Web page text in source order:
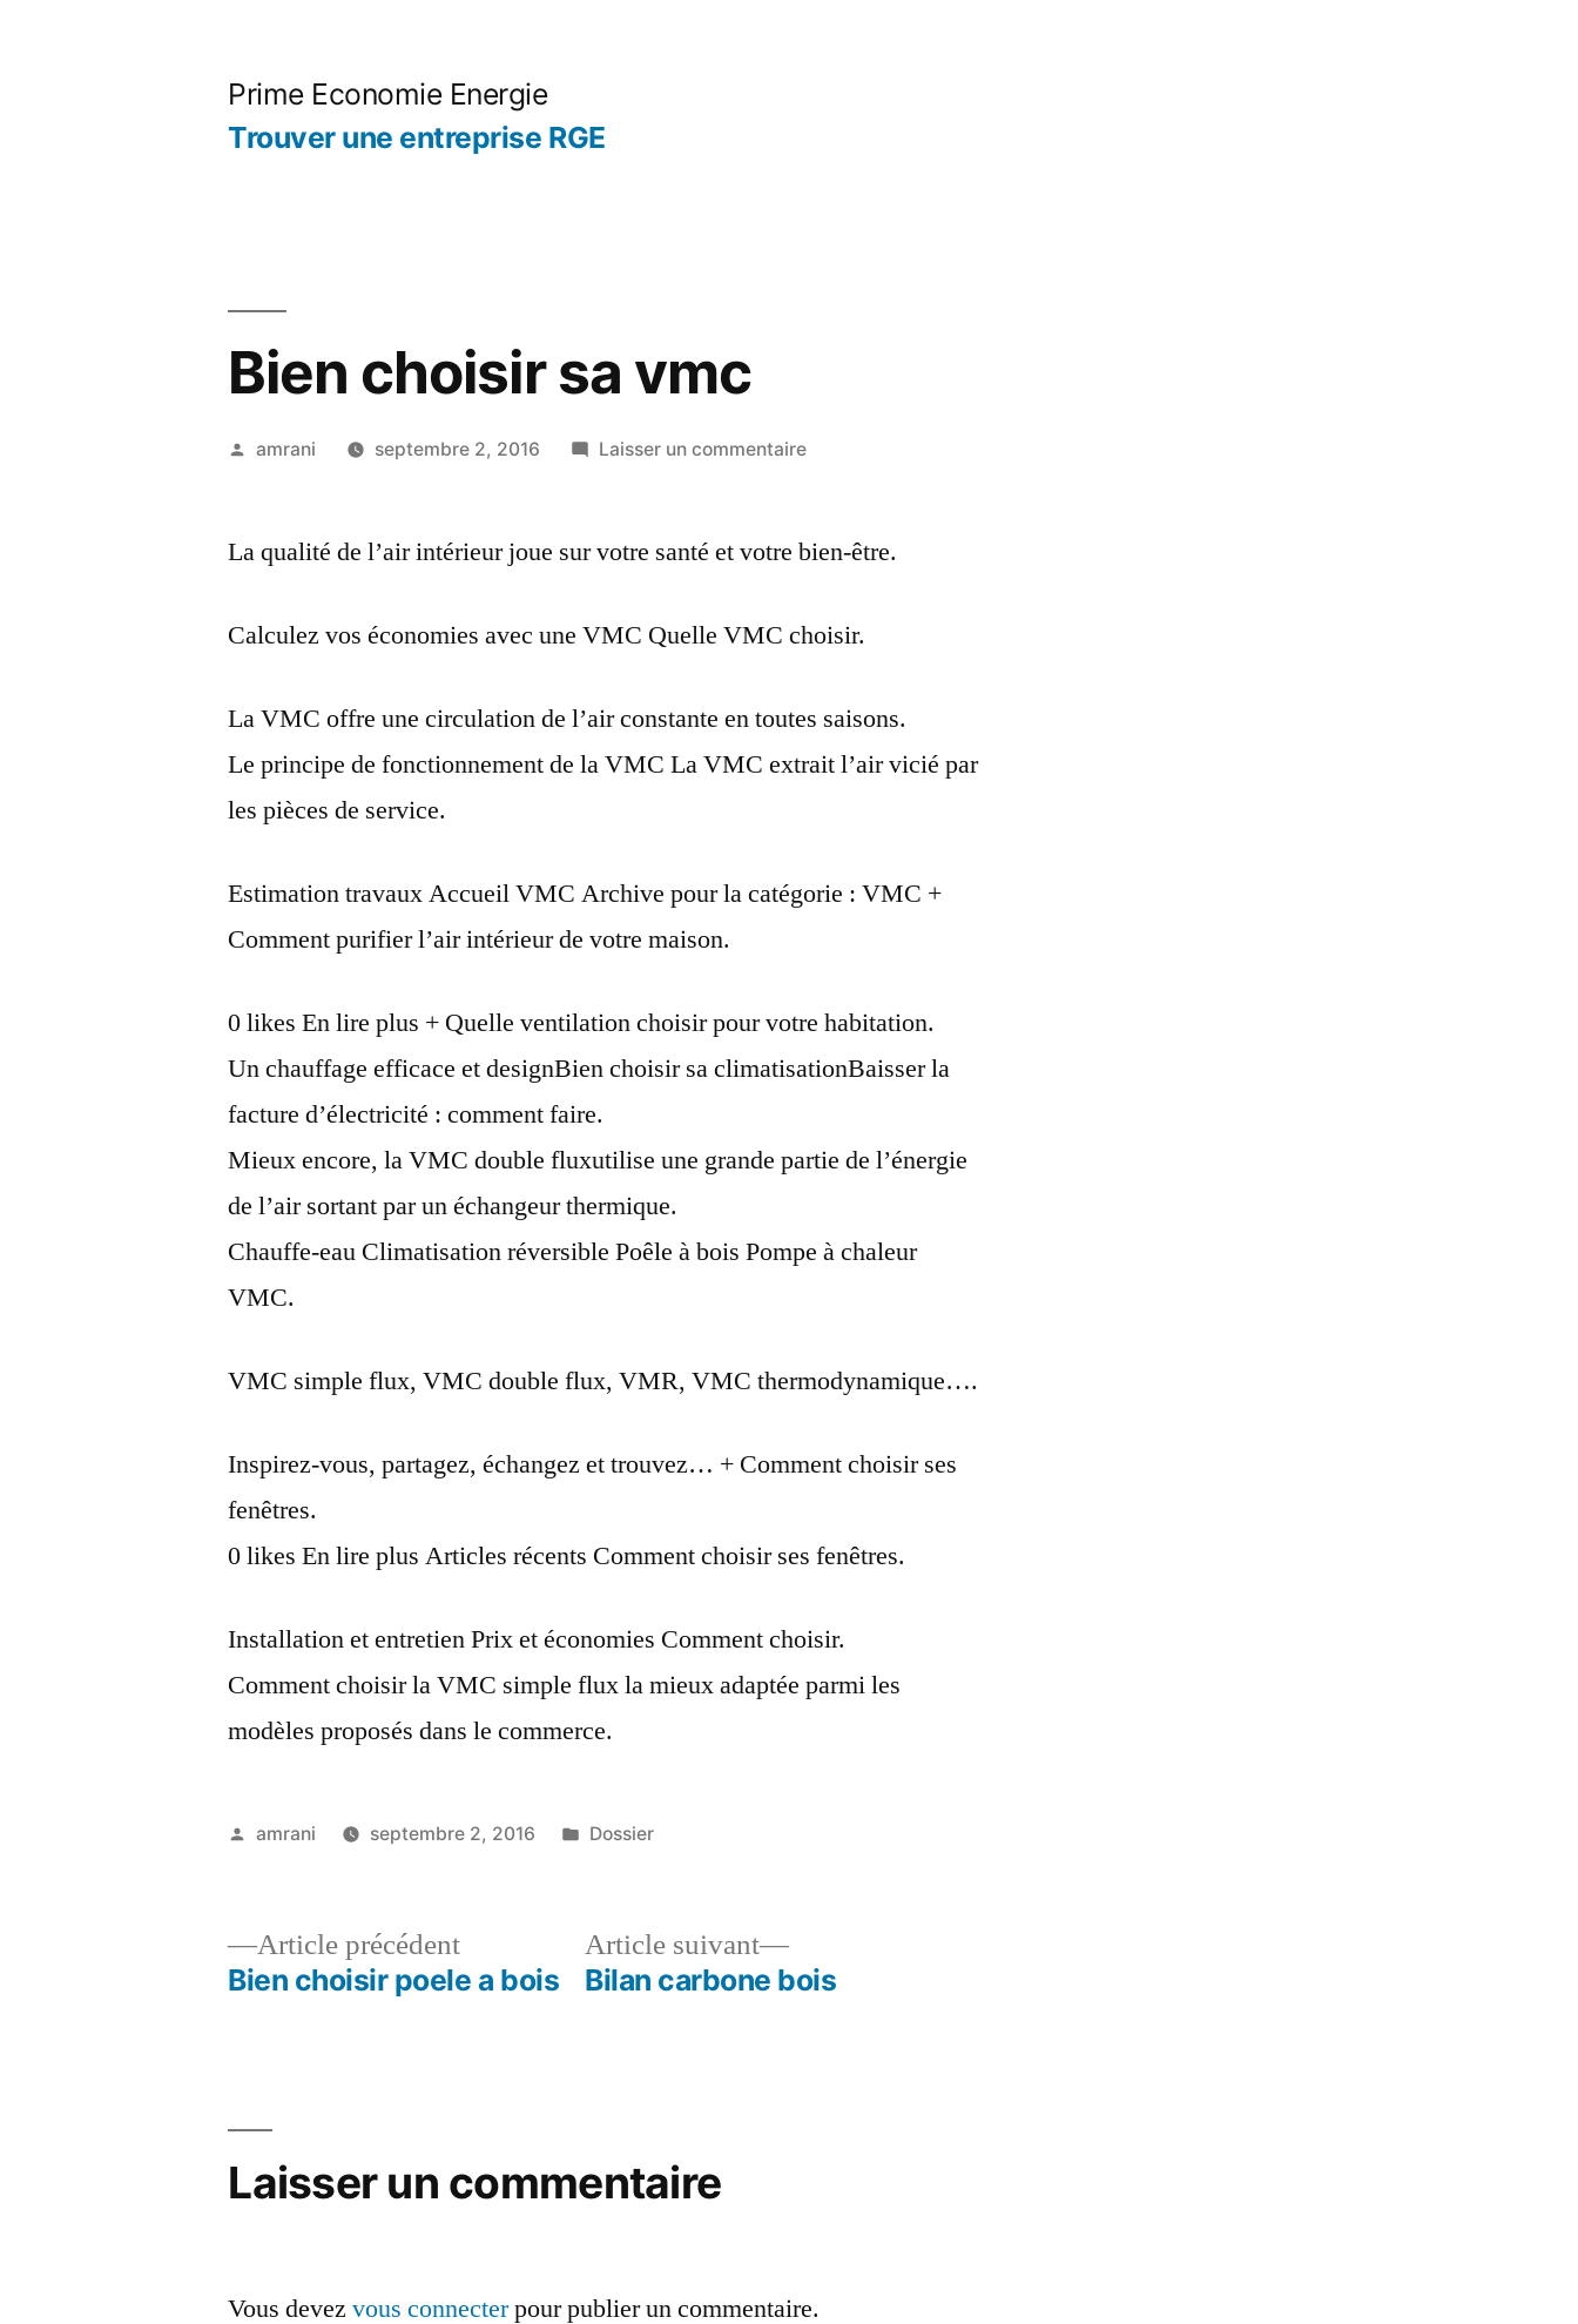
Prime Economie Energie
Trouver une entreprise RGE
Bien choisir sa vmc
Publié
amrani septembre 2, 2016 Laisser un commentairesur
sa
La qualité de l’air intérieur joue sur votre santé et votre bien-être.
Calculez vos économies avec une VMC Quelle VMC choisir.
La VMC offre une circulation de l’air constante en toutes saisons.
Le principe de fonctionnement de la VMC La VMC extrait l’air vicié par
les pièces de service.
Estimation travaux Accueil VMC Archive pour la catégorie : VMC +
Comment purifier l’air intérieur de votre maison.
0 likes En lire plus + Quelle ventilation choisir pour votre habitation.
Un chauffage efficace et designBien choisir sa climatisationBaisser la
facture d’électricité : comment faire.
Mieux encore, la VMC double fluxutilise une grande partie de l’énergie
de l’air sortant par un échangeur thermique.
Chauffe-eau Climatisation réversible Poêle à bois Pompe à chaleur
VMC.
VMC simple flux, VMC double flux, VMR, VMC thermodynamique….
Inspirez-vous, partagez, échangez et trouvez… + Comment choisir ses
fenêtres.
0 likes En lire plus Articles récents Comment choisir ses fenêtres.
Installation et entretien Prix et économies Comment choisir.
Comment choisir la VMC simple flux la mieux adaptée parmi les
modèles proposés dans le commerce.
Publié
amrani septembre 2, 2016
Publié
Dossier
Navigation
Article précédentArticle
précédent :
Bien choisir poele a bois
Article suivant
Article
suivant :
Bilan carbone bois
Laisser un commentaire
Vous devezvous connecterpour publier un commentaire.